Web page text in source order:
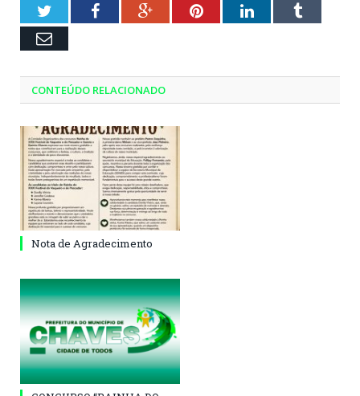
TwitterFacebookGoogle+PinterestLinkedInTumblr
Email
CONTEÚDO RELACIONADO
Nota de Agradecimento